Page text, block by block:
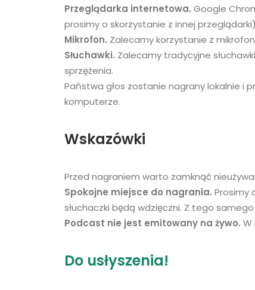
Przeglądarka internetowa. Google
prosimy o skorzystanie z innej
Mikrofon. Zalecamy korzystanie z
Słuchawki. Zalecamy tradycyjne
sprzężenia.
Państwa głos zostanie nagrany lokalnie i
komputerze.
Wskazówki
Przed nagraniem warto zamknąć
Spokojne miejsce do nagrania. Prosimy
słuchaczki będą wdzięczni. Z tego
Podcast nie jest emitowany na żywo. W
Do usłyszenia!